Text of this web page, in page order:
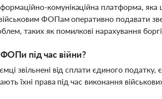
комунікаційна платформа, яка
ФОПам оперативно подавати
таких як помилкові нарахування
ФОПи під час війни?
звільнені від сплати єдиного
їхні права під час виконання